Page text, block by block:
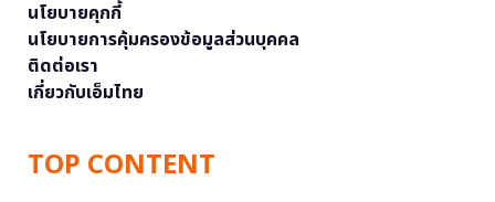
นโยบายคุกกี้
นโยบายการคุ้มครองข้อมูลส่วนบุคคล
ติดต่อเรา
เกี่ยวกับเอ็มไทย
TOP CONTENT